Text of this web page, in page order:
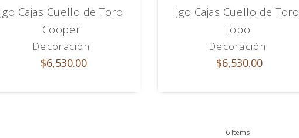
Jgo Cajas Cuello de Toro
Cooper
Decoración
$6,530.00
Jgo Cajas Cuello de Toro
Topo
Decoración
$6,530.00
6 Items